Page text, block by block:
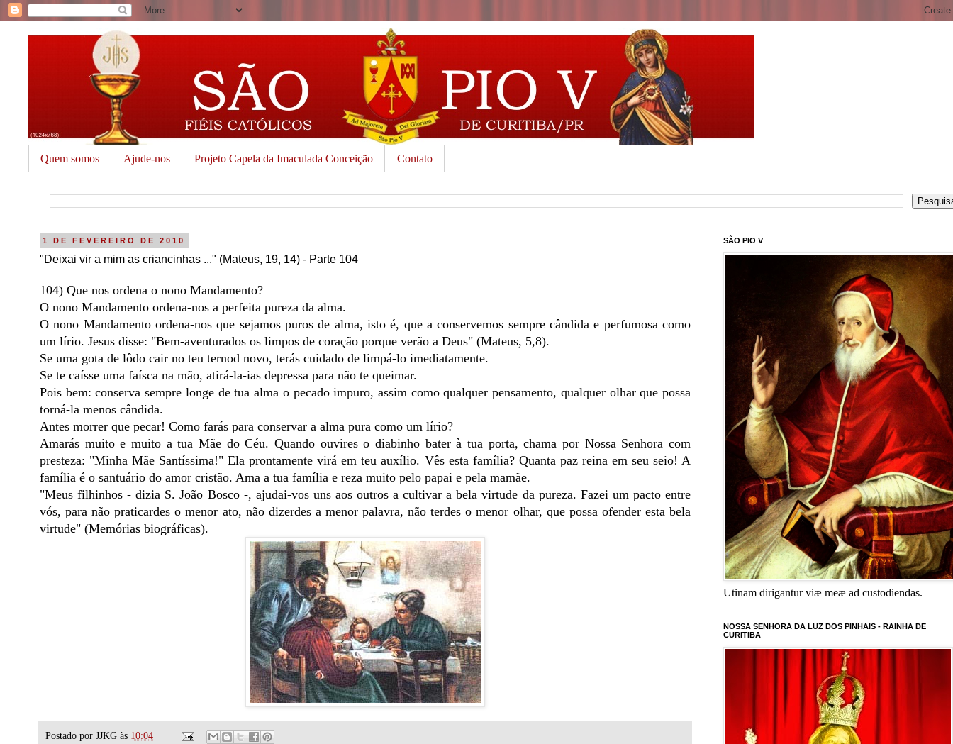
Quem somos Ajude-nos Projeto Capela da Imaculada Conceição Contato
1 DE FEVEREIRO DE 2010
"Deixai vir a mim as criancinhas ..." (Mateus, 19, 14) - Parte 104
104) Que nos ordena o nono Mandamento?
O nono Mandamento ordena-nos a perfeita pureza da alma.
O nono Mandamento ordena-nos que sejamos puros de alma, isto é, que a conservemos sempre cândida e perfumosa como
um lírio. Jesus disse: "Bem-aventurados os limpos de coração porque verão a Deus" (Mateus, 5,8).
Se uma gota de lôdo cair no teu ternod novo, terás cuidado de limpá-lo imediatamente.
Se te caísse uma faísca na mão, atirá-la-ias depressa para não te queimar.
Pois bem: conserva sempre longe de tua alma o pecado impuro, assim como qualquer pensamento, qualquer olhar que possa
torná-la menos cândida.
Antes morrer que pecar! Como farás para conservar a alma pura como um lírio?
Amarás muito e muito a tua Mãe do Céu. Quando ouvires o diabinho bater à tua porta, chama por Nossa Senhora com
presteza: "Minha Mãe Santíssima!" Ela prontamente virá em teu auxílio. Vês esta família? Quanta paz reina em seu seio! A
família é o santuário do amor cristão. Ama a tua família e reza muito pelo papai e pela mamãe.
"Meus filhinhos - dizia S. João Bosco -, ajudai-vos uns aos outros a cultivar a bela virtude da pureza. Fazei um pacto entre
vós, para não praticardes o menor ato, não dizerdes a menor palavra, não terdes o menor olhar, que possa ofender esta bela
virtude" (Memórias biográficas).
Postado por JJKG às 10:04
SÃO PIO V
Utinam dirigantur viæ meæ ad custodiendas.
NOSSA SENHORA DA LUZ DOS PINHAIS - RAINHA DE
CURITIBA